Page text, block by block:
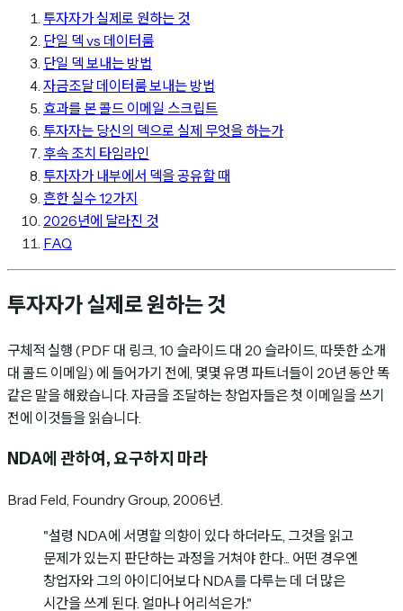
투자자가 실제로 원하는 것
단일 덱 vs 데이터룸
단일 덱 보내는 방법
자금조달 데이터룸 보내는 방법
효과를 본 콜드 이메일 스크립트
투자자는 당신의 덱으로 실제 무엇을 하는가
후속 조치 타임라인
투자자가 내부에서 덱을 공유할 때
흔한 실수 12가지
2026년에 달라진 것
FAQ
투자자가 실제로 원하는 것
구체적 실행 (PDF 대 링크, 10 슬라이드 대 20 슬라이드, 따뜻한 소개
대 콜드 이메일) 에 들어가기 전에, 몇몇 유명 파트너들이 20년 동안 똑
같은 말을 해왔습니다. 자금을 조달하는 창업자들은 첫 이메일을 쓰기
전에 이것들을 읽습니다.
NDA에 관하여, 요구하지 마라
Brad Feld, Foundry Group, 2006년.
"설령 NDA에 서명할 의향이 있다 하더라도, 그것을 읽고
문제가 있는지 판단하는 과정을 거쳐야 한다... 어떤 경우엔
창업자와 그의 아이디어보다 NDA를 다루는 데 더 많은
시간을 쓰게 된다. 얼마나 어리석은가."